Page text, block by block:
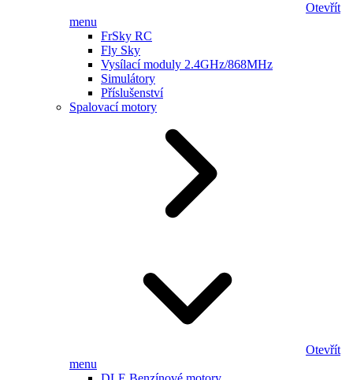
Otevřít
menu
FrSky RC
Fly Sky
Vysílací moduly 2.4GHz/868MHz
Simulátory
Příslušenství
Spalovací motory
Otevřít
menu